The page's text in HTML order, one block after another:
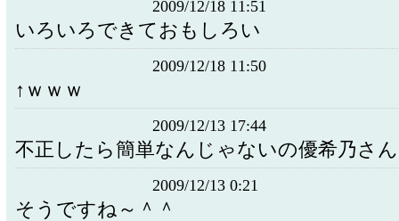
2009/12/18 11:51
いろいろできておもしろい
2009/12/18 11:50
↑ｗｗｗ
2009/12/13 17:44
不正したら簡単なんじゃないの優希乃さ
2009/12/13 0:21
そうですね～＾＾